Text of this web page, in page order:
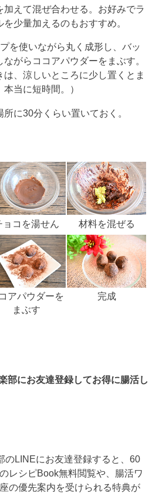
加えて混ぜ合わせる。お好みでラ
少量加えるのもおすすめ。
を使いながら丸く成形し、バッ
ながらココアパウダーをまぶす。
は、涼しいところに少し置くとま
当に短時間。）
に30分くらい置いておく。
ョコを湯せん 材料を混ぜる
アパウダーを
まぶす
完成
部にお友達登録してお得に腸活し
のLINEにお友達登録すると、60
レシピBook無料閲覧や、腸活ワ
の優先案内を受けられる特典が